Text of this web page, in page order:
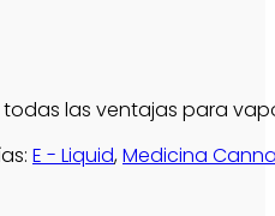
las ventajas para
E - Liquid,Medicina